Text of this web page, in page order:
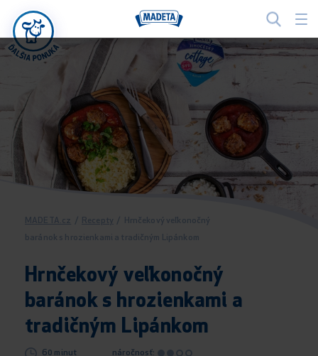
MADETA.cz / Recepty /
Hrnčekový veľkonočný
baránok s hrozienkami a tradičným Lipánkom
Hrnčekový veľkonočný
baránok s hrozienkami a
tradičným Lipánkom
60 minut náročnosť: